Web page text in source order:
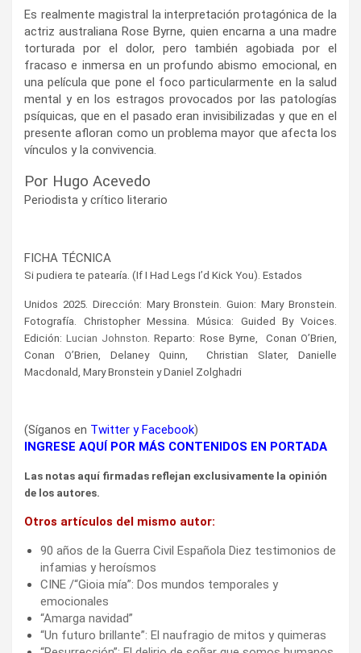
Es realmente magistral la interpretación protagónica de la
actriz australiana Rose Byrne, quien encarna a una madre
torturada por el dolor, pero también agobiada por el
fracaso e inmersa en un profundo abismo emocional, en
una película que pone el foco particularmente en la salud
mental y en los estragos provocados por las patologías
psíquicas, que en el pasado eran invisibilizadas y que en el
presente afloran como un problema mayor que afecta los
vínculos y la convivencia.
Por Hugo Acevedo
Periodista y crítico literario
FICHA TÉCNICA
Si pudiera te patearía. (If I Had Legs I’d Kick You). Estados
Unidos 2025. Dirección: Mary Bronstein. Guion: Mary Bronstein.
Fotografía. Christopher Messina. Música: Guided By Voices.
Edición:Lucian Johnston . Reparto: Rose Byrne, Conan O’Brien,
Conan O’Brien, Delaney Quinn, Christian Slater, Danielle
Macdonald, Mary Bronstein y Daniel Zolghadri
(Síganos en Twitter yFacebook)
INGRESE AQUÍ POR MÁS CONTENIDOS EN PORTADA
Las notas aquí firmadas reflejan exclusivamente la opinión
de los autores.
Otros artículos del mismo autor:
90 años de la Guerra Civil Española Diez testimonios de
infamias y heroísmos
CINE /“Gioia mía”: Dos mundos temporales y
emocionales
“Amarga navidad”
“Un futuro brillante”: El naufragio de mitos y quimeras